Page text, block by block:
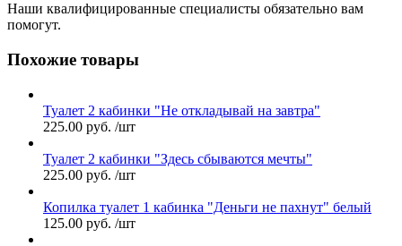
Наши квалифицированные специалисты обязательно вам
помогут.
Похожие товары
Туалет 2 кабинки "Не откладывай на завтра"
225.00 руб. /шт
Туалет 2 кабинки "Здесь сбываются мечты"
225.00 руб. /шт
Копилка туалет 1 кабинка "Деньги не пахнут" белый
125.00 руб. /шт